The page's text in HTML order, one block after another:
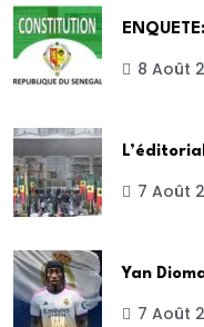
8 Août
7 Août
Yan
7 Août